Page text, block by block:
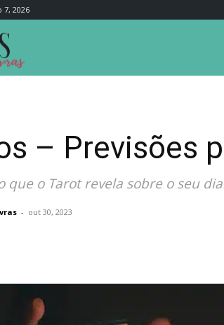
7, 2026
– Previsões
que o Tarot revela sobre o seu
- out 30, 2023